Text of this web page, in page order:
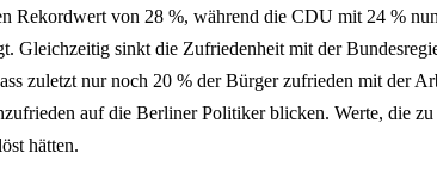
Rekordwert von 28 %, während die CDU mit 24 %
Gleichzeitig sinkt die Zufriedenheit mit der
zuletzt nur noch 20 % der Bürger zufrieden mit der
auf die Berliner Politiker blicken. Werte, die
hätten.